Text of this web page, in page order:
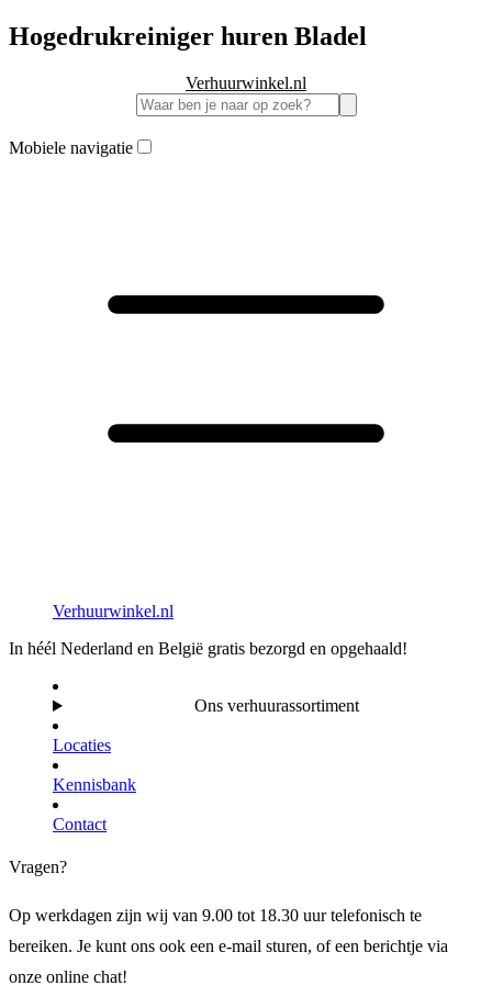
Hogedrukreiniger huren Bladel
Verhuurwinkel.nl
Mobiele navigatie
Verhuurwinkel.nl
In héél Nederland en België gratis bezorgd en opgehaald!
Ons verhuurassortiment
Locaties
Kennisbank
Contact
Vragen?
Op werkdagen zijn wij van 9.00 tot 18.30 uur telefonisch te
bereiken. Je kunt ons ook een e-mail sturen, of een berichtje via
onze online chat!